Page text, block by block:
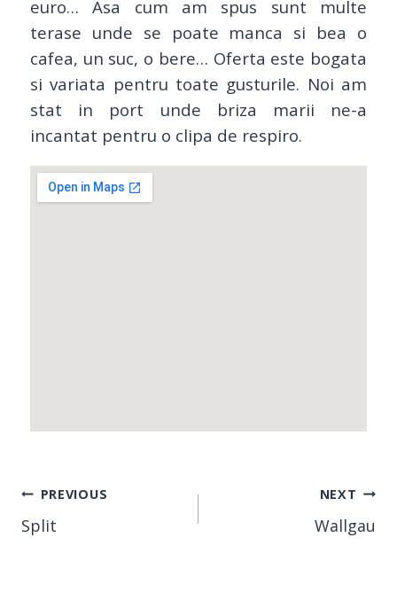
euro… Asa cum am spus sunt multe
terase unde se poate manca si bea o
cafea, un suc, o bere… Oferta este bogata
si variata pentru toate gusturile. Noi am
stat in port unde briza marii ne-a
incantat pentru o clipa de respiro.
PREVIOUS
Split
NEXT
Wallgau